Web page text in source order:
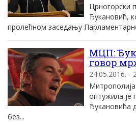
Црногорски
Ђукановић,
пролећном заседању
МЦП:
говор
24.05.2016. -
оптужила је
Ђукановића
без...